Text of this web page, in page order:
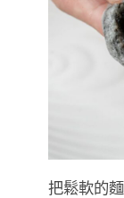
把鬆軟的